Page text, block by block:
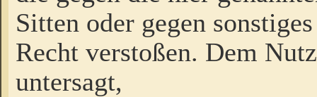
Sitten oder gegen
Recht verstoßen. Dem
untersagt,